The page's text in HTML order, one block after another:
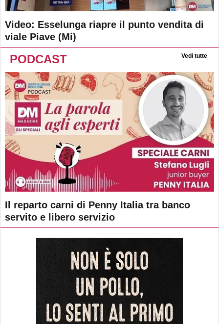
Video: Esselunga riapre il punto vendita di
viale Piave (Mi)
PODCAST Vedi tutte
Il reparto carni di Penny Italia tra banco
servito e libero servizio